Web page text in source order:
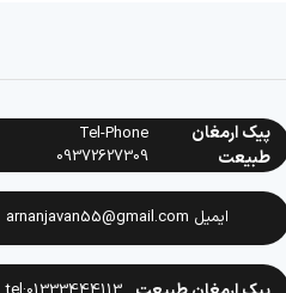
پیک ارمغان
طبیعت
Tel-Phone
09372627309
ایمیل arnanjavan55@gmail.com